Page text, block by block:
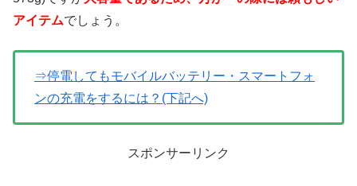
アイテムでしょう。
⇒停電してもモバイルバッテリー・スマートフォ
ンの充電をするには？(下記へ)
スポンサーリンク